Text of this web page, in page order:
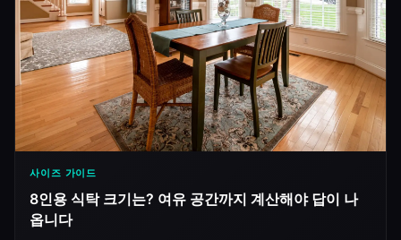
사이즈 가이드
8인용 식탁 크기는? 여유 공간까지 계산해야 답이 나
옵니다